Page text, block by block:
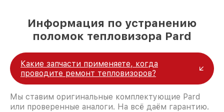
Информация по устранению
поломок тепловизора Pard
Какие запчасти применяете, когда
проводите ремонт тепловизоров?
Мы ставим оригинальные комплектующие Pard
или проверенные аналоги. На всё даём гарантию.